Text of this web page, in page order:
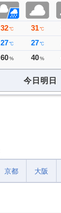
32℃
27℃
60%
31℃
27℃
40%
今日明日
京都 大阪